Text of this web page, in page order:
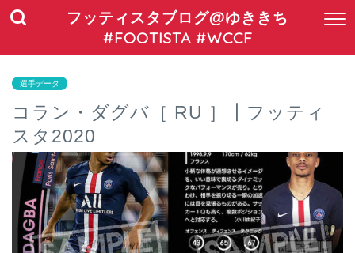
フッティスタブログ@ゆききち
#FOOTISTA #WCCF
選手データ
コラン・ダグバ［ RU ］┃フッティ
スタ2020